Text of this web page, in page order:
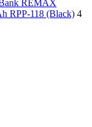
REMAX
RPP-118 (Black) 4